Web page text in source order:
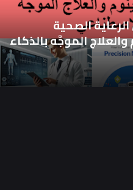
الصحية
الموجَّه بالذكاء